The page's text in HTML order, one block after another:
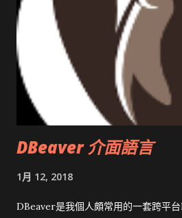
DBeaver 介面語言
1月 12, 2018
DBeaver是我個人頗常用的一套跨平